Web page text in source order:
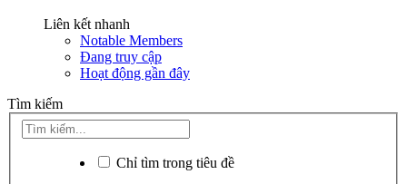
Liên kết nhanh
Notable Members
Đang truy cập
Hoạt động gần đây
Tìm kiếm
Chỉ tìm trong tiêu đề